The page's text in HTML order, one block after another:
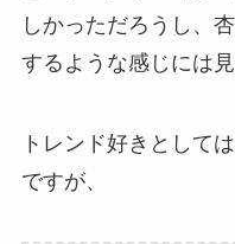
しかっただろうし、
するような感じには見
トレンド好きとして
ですが、